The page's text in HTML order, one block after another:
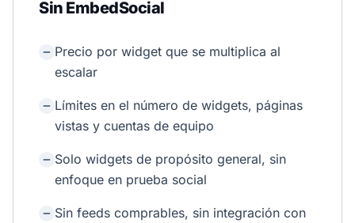
Sin EmbedSocial
Precio por widget que se multiplica al
escalar
Límites en el número de widgets, páginas
vistas y cuentas de equipo
Solo widgets de propósito general, sin
enfoque en prueba social
Sin feeds comprables, sin integración con